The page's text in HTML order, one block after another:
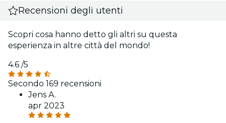
Recensioni degli utenti
Scopri cosa hanno detto gli altri su questa
esperienza in altre città del mondo!
4.6 /5
Secondo 169 recensioni
Jens A.
apr 2023